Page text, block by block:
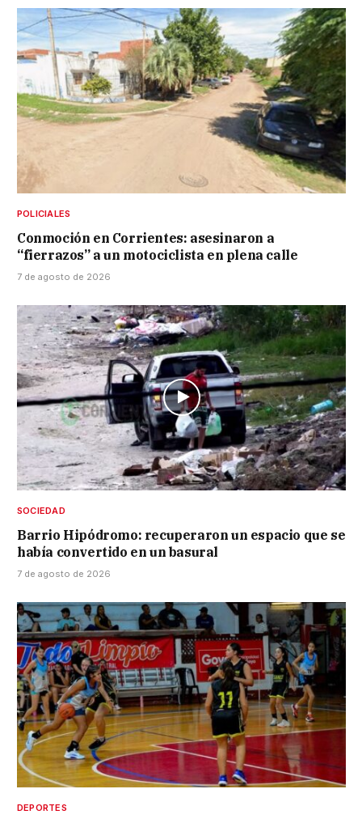
POLICIALES
Conmoción en Corrientes: asesinaron a
“fierrazos” a un motociclista en plena calle
7 de agosto de 2026
SOCIEDAD
Barrio Hipódromo: recuperaron un espacio que se
había convertido en un basural
7 de agosto de 2026
DEPORTES